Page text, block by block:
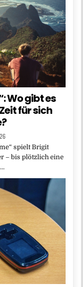
Wo gibt es
für sich
spielt Brigit
– bis plötzlich eine